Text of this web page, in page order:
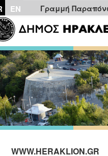
EN Γραμμή
WWW.HERAKLION.GR